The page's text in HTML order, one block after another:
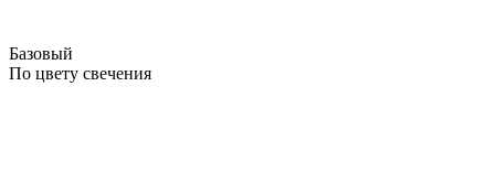
Базовый
По цвету свечения